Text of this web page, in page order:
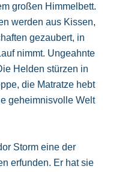
großen Himmelbett.
werden aus Kissen,
gezaubert, in
nimmt. Ungeahnte
Helden stürzen in
die Matratze hebt
geheimnisvolle Welt
Storm eine der
erfunden. Er hat sie